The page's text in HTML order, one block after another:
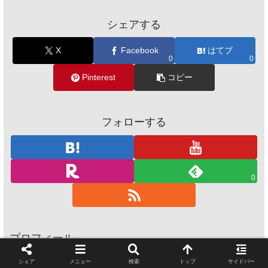
シェアする
X Facebook
0
はてブ
0
Pinterest コピー
フォローする
0
プロフィール
この記事を書いた人
シェア メニュー 検索 トップ サイドバー